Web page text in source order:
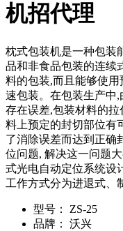
机招代理
枕式包装机是一种包装
品和非食品包装的连续
料的包装,而且能够使
速包装。在包装生产中
存在误差,包装材料的
料上预定的封切部位有
了消除误差而达到正确
位问题, 解决这一问题
式光电自动定位系统设
工作方式分为进退式、
型号：
ZS-25
品牌：
沃兴